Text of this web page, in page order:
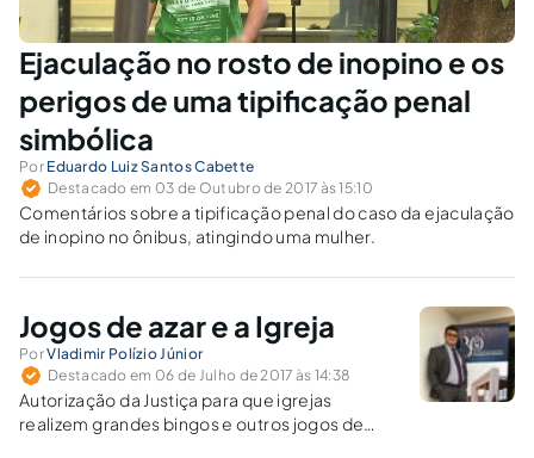
Ejaculação no rosto de inopino e os
perigos de uma tipificação penal
simbólica
Por Eduardo Luiz Santos Cabette
Destacado em 03 de Outubro de 2017 às 15:10
Comentários sobre a tipificação penal do caso da ejaculação
de inopino no ônibus, atingindo uma mulher.
Jogos de azar e a Igreja
PorVladimir Polízio Júnior
Destacado em 06 de Julho de 2017 às 14:38
Autorização da Justiça para que igrejas
realizem grandes bingos e outros jogos de